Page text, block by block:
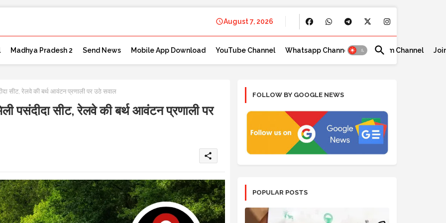
August 7, 2026
Madhya Pradesh 2 Send News Mobile App Download YouTube Channel Whatsapp Channel Telegram Channel
सीट, रेलवे की बर्थ आवंटन प्रणाली पर उठे सवाल
पसंदीदा सीट, रेलवे की बर्थ आवंटन प्रणाली पर
share
FOLLOW BY GOOGLE NEWS
POPULAR POSTS